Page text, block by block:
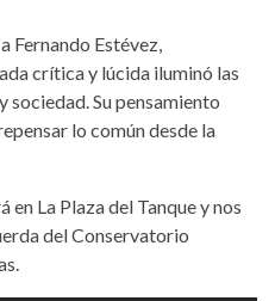
Fernando Estévez,
crítica y lúcida iluminó las
Su pensamiento
lo común desde la
en La Plaza del Tanque y nos
del Conservatorio